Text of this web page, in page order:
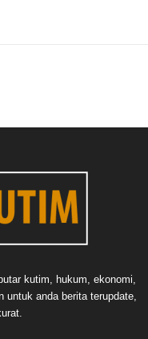
kutim, hukum, ekonomi,
untuk anda berita terupdate,